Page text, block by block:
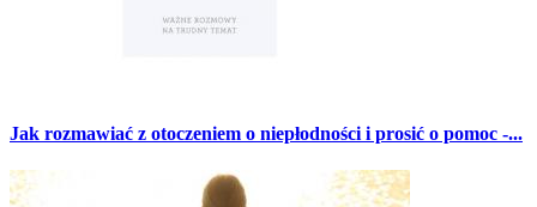
Jak rozmawiać z otoczeniem o niepłodności i prosić o pomoc -...